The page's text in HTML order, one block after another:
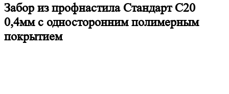
Забор из профнастила Стандарт С20
0,4мм с односторонним полимерным
покрытием